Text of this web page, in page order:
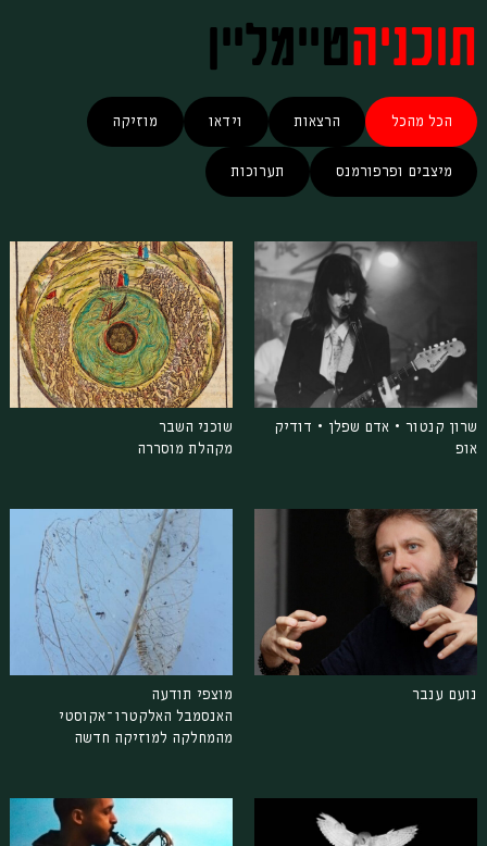
תוכניה טיימליין
הכל מהכל הרצאות וידאו מוזיקה
מיצבים ופרפורמנס תערוכות
שרון קנטור • אדם שפלן • דודיק
אופ
שוכני השבר
מקהלת מוסררה
נועם ענבר
מוצפי תודעה
האנסמבל האלקטרו־אקוסטי
מהמחלקה למוזיקה חדשה